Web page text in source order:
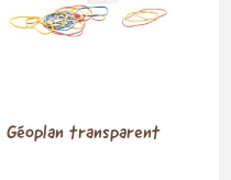
Géoplan transparent